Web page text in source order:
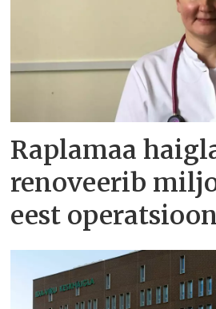
Raplamaa
renoveerib
eest